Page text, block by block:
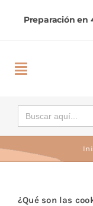
Toggle
Buscar:
¿Qué son las